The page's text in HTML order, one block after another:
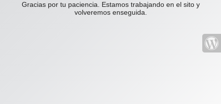
Gracias por tu paciencia. Estamos trabajando en el sito y
volveremos enseguida.